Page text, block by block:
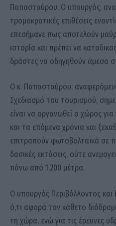
Παπασταύρου. Ο υπουργός,
τρομοκρατικές επιθέσεις
επεσήμανε πως αποτελούν
ιστορία και πρέπει να
δράστες να οδηγηθούν άμεσα
Ο κ. Παπασταύρου,
Σχεδιασμό του τουρισμού,
είναι να οργανωθεί ο χώρος
και τα επόμενα χρόνια και
επιτραπούν φωτοβολταϊκά σε
δασικές εκτάσεις, ούτε
πάνω από 1.200 μέτρα.
Ο υπουργός Περιβάλλοντος και
ό,τι αφορά τον κάθετο
τη χώρα, ενώ για τις έρευνες